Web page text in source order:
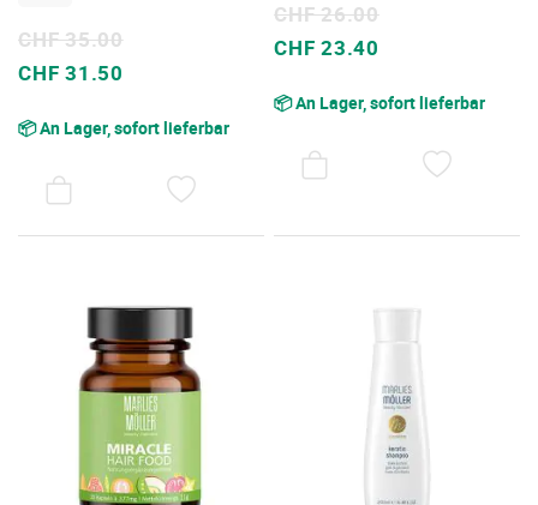
Sonderpreis
CHF 31.50
CHF 35.00
📦 An Lager, sofort lieferbar
Sonderpreis
CHF 23.40
CHF 26.00
📦 An Lager, sofort lieferbar